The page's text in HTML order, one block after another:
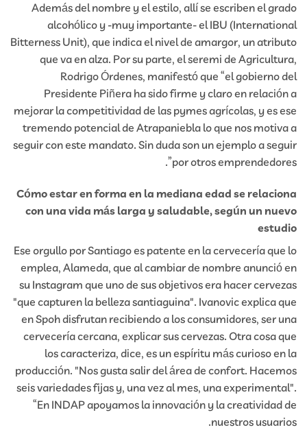
Además del nombre y el estilo, allí se escriben el grado
alcohólico y -muy importante- el IBU (International
Bitterness Unit), que indica el nivel de amargor, un atributo
que va en alza. Por su parte, el seremi de Agricultura,
Rodrigo Órdenes, manifestó que “el gobierno del
Presidente Piñera ha sido firme y claro en relación a
mejorar la competitividad de las pymes agrícolas, y es ese
tremendo potencial de Atrapaniebla lo que nos motiva a
seguir con este mandato. Sin duda son un ejemplo a seguir
por otros emprendedores”.
Cómo estar en forma en la mediana edad se relaciona
con una vida más larga y saludable, según un nuevo
estudio
Ese orgullo por Santiago es patente en la cervecería que lo
emplea, Alameda, que al cambiar de nombre anunció en
su Instagram que uno de sus objetivos era hacer cervezas
"que capturen la belleza santiaguina". Ivanovic explica que
en Spoh disfrutan recibiendo a los consumidores, ser una
cervecería cercana, explicar sus cervezas. Otra cosa que
los caracteriza, dice, es un espíritu más curioso en la
producción. "Nos gusta salir del área de confort. Hacemos
seis variedades fijas y, una vez al mes, una experimental".
“En INDAP apoyamos la innovación y la creatividad de
nuestros usuarios.